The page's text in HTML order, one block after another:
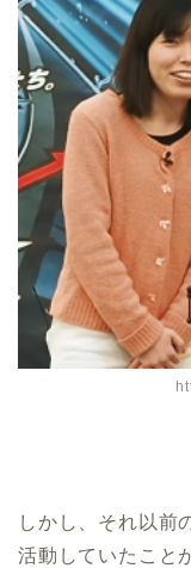
しかし、それ以前
活動していたこと